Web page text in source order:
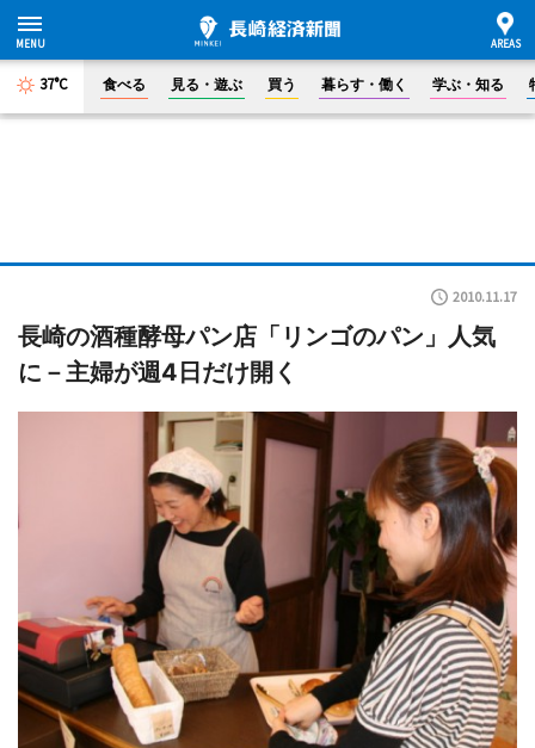
37°C 食べる 見る・遊ぶ 買う 暮らす・働く 学ぶ・知る
2010.11.17
長崎の酒種酵母パン店「リンゴのパン」人気
に－主婦が週4日だけ開く